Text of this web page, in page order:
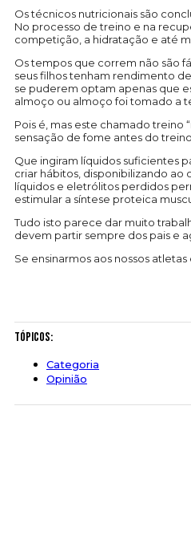
Os técnicos nutricionais são
No processo de treino e na
competição, a hidratação e até
Os tempos que correm não são
seus filhos tenham rendimento
se puderem optam apenas que
almoço ou almoço foi tomado a
Pois é, mas este chamado treino
sensação de fome antes do
Que ingiram líquidos suficientes
criar hábitos, disponibilizando
líquidos e eletrólitos perdidos
estimular a síntese proteica
Tudo isto parece dar muito
devem partir sempre dos pais e
Se ensinarmos aos nossos
Tópicos:
Categoria
Opinião